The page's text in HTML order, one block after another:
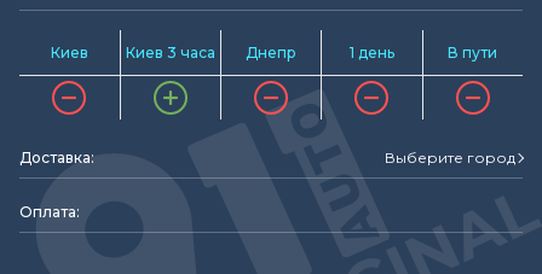
Киев Киев 3 часа Днепр 1 день В пути
Доставка: Выберите город
Оплата: